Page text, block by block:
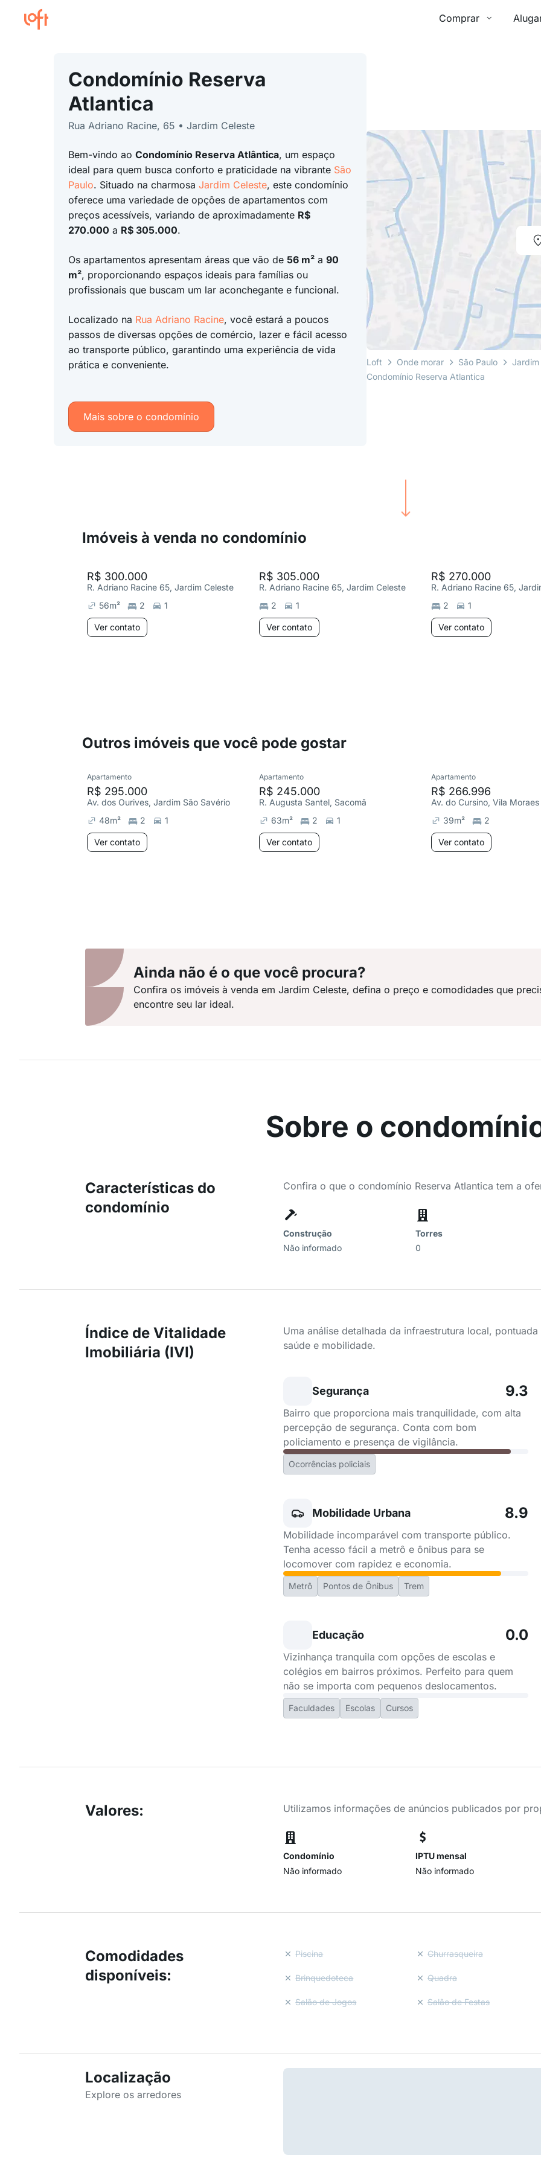
Comprar
Condomínio Reserva
Atlantica
Rua Adriano Racine, 65 • Jardim Celeste
Bem-vindo ao Condomínio Reserva Atlântica, um espaço
ideal para quem busca conforto e praticidade na vibrante São
Paulo. Situado na charmosa Jardim Celeste, este condomínio
oferece uma variedade de opções de apartamentos com
preços acessíveis, variando de aproximadamente R$
270.000 a R$ 305.000.
Os apartamentos apresentam áreas que vão de 56 m²a 90
m², proporcionando espaços ideais para famílias ou
profissionais que buscam um lar aconchegante e funcional.
Localizado na Rua Adriano Racine, você estará a poucos
passos de diversas opções de comércio, lazer e fácil acesso
ao transporte público, garantindo uma experiência de vida
prática e conveniente.
Mais sobre o condomínio
Loft Onde morar São Paulo Jardim
Condomínio Reserva Atlantica
Imóveis à venda no condomínio
R$ 300.000
R. Adriano Racine 65, Jardim Celeste
56m² 2 1
Ver contato
R$ 305.000
R. Adriano Racine 65, Jardim Celeste
2
1
Ver contato
R$ 270.000
R. Adriano Racine 65,
2
1
Ver contato
Outros imóveis que você pode gostar
Apartamento
R$ 295.000
Av. dos Ourives, Jardim São Savério
48m² 2 1
Ver contato
Apartamento
R$ 245.000
R. Augusta Santel, Sacomã
63m² 2 1
Ver contato
Apartamento
R$ 266.996
Av. do Cursino, Vila Moraes
39m² 2
Ver contato
Ainda não é o que você procura?
Confira os imóveis à venda em Jardim Celeste, defina o preço e comodidades que
encontre seu lar ideal.
Sobre o
Características do
condomínio
Confira o que o condomínio Reserva Atlantica tem a
Construção
Não informado
Torres
0
Índice de Vitalidade
Imobiliária (IVI)
Uma análise detalhada da infraestrutura local,
saúde e mobilidade.
Segurança 9.3
Bairro que proporciona mais tranquilidade, com alta
percepção de segurança. Conta com bom
policiamento e presença de vigilância.
Ocorrências policiais
Mobilidade Urbana 8.9
Mobilidade incomparável com transporte público.
Tenha acesso fácil a metrô e ônibus para se
locomover com rapidez e economia.
Metrô Pontos de Ônibus Trem
Educação 0.0
Vizinhança tranquila com opções de escolas e
colégios em bairros próximos. Perfeito para quem
não se importa com pequenos deslocamentos.
Faculdades Escolas Cursos
Valores: Utilizamos informações de anúncios publicados por
Condomínio
Não informado
IPTU mensal
Não informado
Comodidades
disponíveis:
Piscina Churrasqueira
Brinquedoteca Quadra
Salão de Jogos Salão de Festas
Localização
Explore os arredores